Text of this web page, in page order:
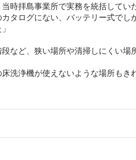
拝島事業所で実務を統括してい
タログにない、バッテリー式でし
など、狭い場所や清掃しにくい
洗浄機が使えないような場所も